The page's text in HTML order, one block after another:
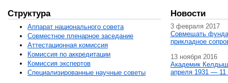
Структура
Аппарат национального совета
Совместное пленарное заседание
Аттестационная комисcия
Комиссия по аккредитации
Комиссия экспертов
Специализированные научные советы
Новости
3 февраля 2017
Совмещать
прикладное
13 ноября 2016
Академик
апреля 1931 — 11